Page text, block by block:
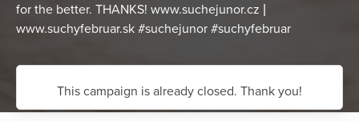
for the better. THANKS! www.suchejunor.cz |
www.suchyfebruar.sk #suchejunor #suchyfebruar
This campaign is already closed. Thank you!